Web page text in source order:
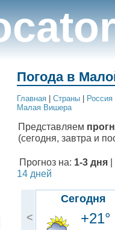
Погода в
Главная Cтраны Россия
Малая Вишера
Представляем
(сегодня, завтра и
Прогноз на: 1-3 дня
14 дней
<
Сегодня
+21°